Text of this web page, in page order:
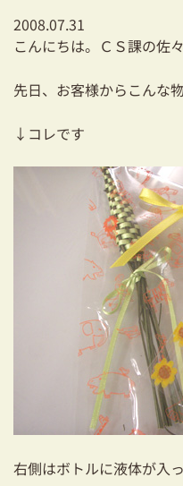
資金計画
シ
2008.07.31
こんにちは。ＣＳ課の佐々
先日、お客様からこんな
↓コレです
右側はボトルに液体が入っ